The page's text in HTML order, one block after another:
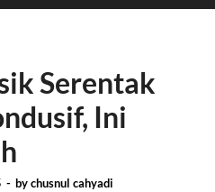
Serentak
Ini
- bychusnul cahyadi